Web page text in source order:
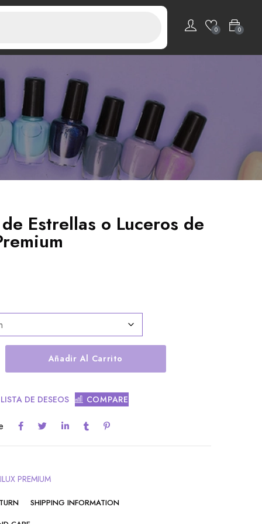
0
0
Estrellas o Luceros de
Añadir Al Carrito
DE DESEOS COMPARE
PREMIUM
SHIPPING INFORMATION